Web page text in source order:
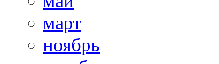
март
ноябрь